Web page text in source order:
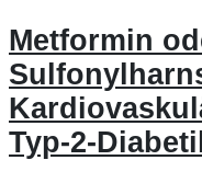
Metformin
Typ-2-